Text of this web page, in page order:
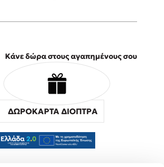
Κάνε δώρα στους αγαπημένους σου
ΔΩΡΟΚΑΡΤΑ ΔΙΟΠΤΡΑ